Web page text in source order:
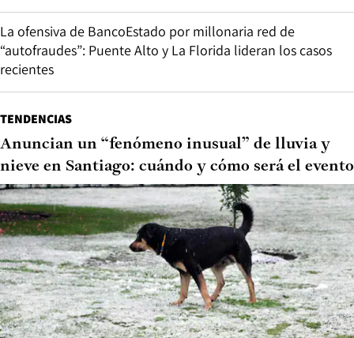
La ofensiva de BancoEstado por millonaria red de
“autofraudes”: Puente Alto y La Florida lideran los casos
recientes
TENDENCIAS
Anuncian un “fenómeno inusual” de lluvia y
nieve en Santiago: cuándo y cómo será el evento